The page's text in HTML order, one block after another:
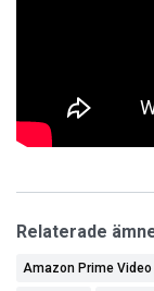
Relaterade
Amazon Prime Video